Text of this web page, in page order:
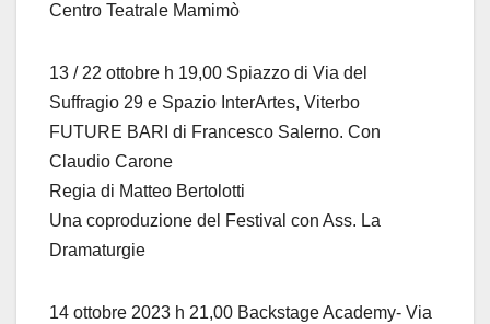
Centro Teatrale Mamimò
13 / 22 ottobre h 19,00 Spiazzo di Via del
Suffragio 29 e Spazio InterArtes, Viterbo
FUTURE BARI di Francesco Salerno. Con
Claudio Carone
Regia di Matteo Bertolotti
Una coproduzione del Festival con Ass. La
Dramaturgie
14 ottobre 2023 h 21,00 Backstage Academy- Via